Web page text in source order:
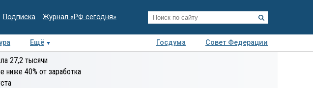
Подписка Журнал «РФ сегодня»
Ещё Госдума
Совет Федерации
Колумнисты
экспертиза
27,2 тысячи
ниже 40% от заработка